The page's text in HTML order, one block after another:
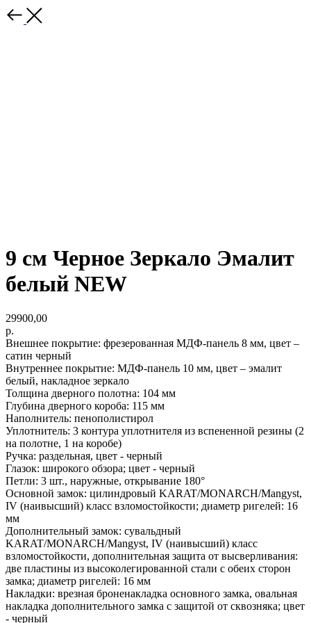
9 см Черное Зеркало Эмалит
белый NEW
29900,00
р.
Внешнее покрытие: фрезерованная МДФ-панель 8 мм, цвет –
сатин черный
Внутреннее покрытие: МДФ-панель 10 мм, цвет – эмалит
белый, накладное зеркало
Толщина дверного полотна: 104 мм
Глубина дверного короба: 115 мм
Наполнитель: пенополистирол
Уплотнитель: 3 контура уплотнителя из вспененной резины (2
на полотне, 1 на коробе)
Ручка: раздельная, цвет - черный
Глазок: широкого обзора; цвет - черный
Петли: 3 шт., наружные, открывание 180°
Основной замок: цилиндровый KARAT/MONARCH/Mangyst,
IV (наивысший) класс взломостойкости; диаметр ригелей: 16
мм
Дополнительный замок: сувальдный
KARAT/MONARCH/Mangyst, IV (наивысший) класс
взломостойкости, дополнительная защита от высверливания:
две пластины из высоколегированной стали с обеих сторон
замка; диаметр ригелей: 16 мм
Накладки: врезная броненакладка основного замка, овальная
накладка дополнительного замка с защитой от сквозняка; цвет
- черный